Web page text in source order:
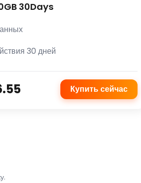
30Days
30 дней
Купить сейчас